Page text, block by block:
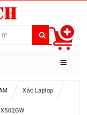
Xác Laptop